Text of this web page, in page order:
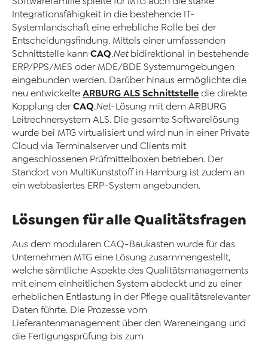
Integrationsfähigkeit in die bestehende IT-
Systemlandschaft eine erhebliche Rolle bei der
Entscheidungsfindung. Mittels einer umfassenden
Schnittstelle kann CAQ.Netbidirektional in bestehende
ERP/PPS/MES oder MDE/BDE Systemumgebungen
eingebunden werden. Darüber hinaus ermöglichte die
neu entwickelte ARBURG ALS Schnittstelle die direkte
Kopplung derCAQ.Net-Lösung mit dem ARBURG
Leitrechnersystem ALS. Die gesamte Softwarelösung
wurde bei MTG virtualisiert und wird nun in einer Private
Cloud via Terminalserver und Clients mit
angeschlossenen Prüfmittelboxen betrieben. Der
Standort von MultiKunststoff in Hamburg ist zudem an
ein webbasiertes ERP-System angebunden.
Lösungen für alle Qualitätsfragen
Aus dem modularen CAQ-Baukasten wurde für das
Unternehmen MTG eine Lösung zusammengestellt,
welche sämtliche Aspekte des Qualitätsmanagements
mit einem einheitlichen System abdeckt und zu einer
erheblichen Entlastung in der Pflege qualitätsrelevanter
Daten führte. Die Prozesse vom
Lieferantenmanagement über den Wareneingang und
die Fertigungsprüfung bis zum